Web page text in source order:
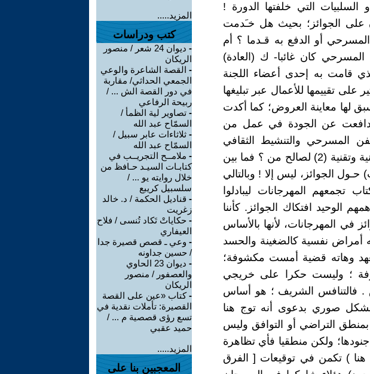
السلبيات التي خلفتها الدورة !
على الجوائز؛ بحيث هل خـَدمت
أو الدفع به قـدما ؟ أم
المسرحي كان غائبا- ك (العادة)
قامت به إحدى أعضاء اللجنة
على تقييمها للأعمال عبر تبليغها
لها معاينة العروض؛ كما أكدت
دافعت عن الجودة في عمل من
المسرحي والتنشيط الثقافي
والحال أنها دافعت عن الأعمال بناء على معايير فنية وتقنية (2) لصالح من ؟ فما بين
الجوائز، ليس إلا ! وبالتالي
المهرجانات ليبادلوا
الوحيد افتكاك الجوائز. كأننا
المهرجانات، لأنها بالأساس
أمراض نفسية كالضغينة والحسد
المعهد وهاته قضية أمست مكشوفة؛
؛ وليست حكرا على خريجي
. فالتنافس الشريف ؛ هو أساس
صوري بدعوى أنه توج هنا
بمنطق التراضي أو التوافق وليس
فأي حرب لها جنودها؛ ولكن منطقيا فأي تظاهرة
هنا ) تكمن في توقيعات [ الفرق
المزيد.....
كتب ودراسات
-
ديوان 24 شعر / منصور
الريكان
- القصة الشاعرة والوعي
الجمعي الحداثي/ مقاربة
في دور القصة الش ... /
ربيحة الرفاعي
- تصاوير لية الظمأ /
السمّاح عبد الله
- ثلاثاءات عابر سبيل /
السمّاح عبد الله
- ملامــح التجريــب في
كتابـات السيـد حـافظ من
خلال روايته يو ... /
سلسبيل كريبع
- قناديل الحكمة / د. خالد
زغريت
- حكاياتْ تَكاد تُنسى / فلاح
العيفاري
- وعي ـ قصص قصيرة جدا
/ حسين جداونه
-
ديوان 23 الحاوي
والعصفور / منصور
الريكان
-كتاب «عين على القصة
القصيرة: تأملات نقدية في
تسع رؤى قصصية م ... /
حميد عقبي
المزيد.....
المعجبين بنا على